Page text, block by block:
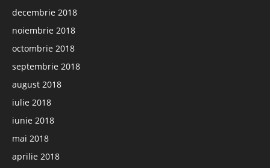
decembrie 2018
noiembrie 2018
octombrie 2018
septembrie 2018
august 2018
iulie 2018
iunie 2018
mai 2018
aprilie 2018